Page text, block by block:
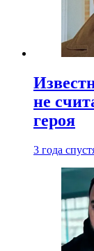
не
героя
3 года